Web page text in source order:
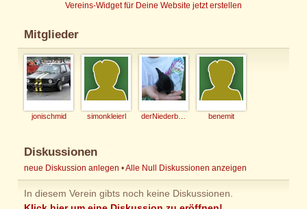
Vereins-Widget für Deine Website jetzt erstellen
Mitglieder
jonischmid simonkleierl benemit
Diskussionen
neue Diskussion anlegen •Alle Null Diskussionen anzeigen
In diesem Verein gibts noch keine Diskussionen.